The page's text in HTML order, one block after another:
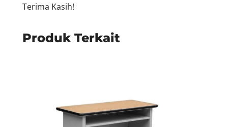
Terima Kasih!
Produk Terkait